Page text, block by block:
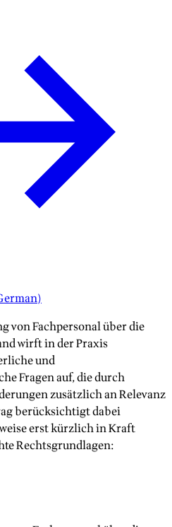
)
von Fachpersonal über die
wirft in der Praxis
und
Fragen auf, die durch
zusätzlich an Relevanz
berücksichtigt dabei
erst kürzlich in Kraft
Rechtsgrundlagen: